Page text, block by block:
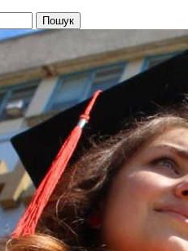
Пошук